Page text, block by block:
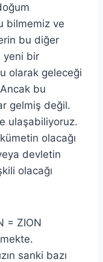
bilmemiz ve
bu diğer
yeni bir
olarak geleceği
bu
gelmiş değil.
ulaşabiliyoruz.
olacağı
devletin
olacağı
= ZION
sanki bazı